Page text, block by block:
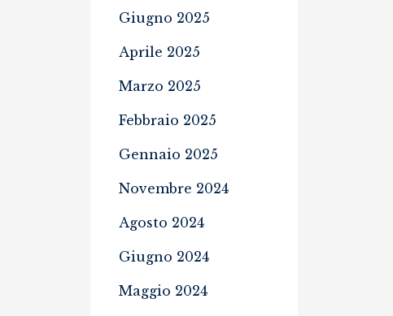
Giugno 2025
Aprile 2025
Marzo 2025
Febbraio 2025
Gennaio 2025
Novembre 2024
Agosto 2024
Giugno 2024
Maggio 2024